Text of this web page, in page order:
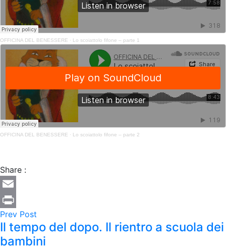
OFFICINA DEL BENESSERE · Lo scoiattolo fifone – parte 1
OFFICINA DEL BENESSERE · Lo scoiattolo fifone – parte 2
Share :
Email
Print
Prev Post
Il tempo del dopo. Il rientro a scuola dei
bambini